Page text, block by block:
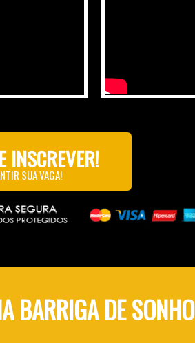
INSCREVER!
SUA VAGA!
BARRIGA DE SONHO